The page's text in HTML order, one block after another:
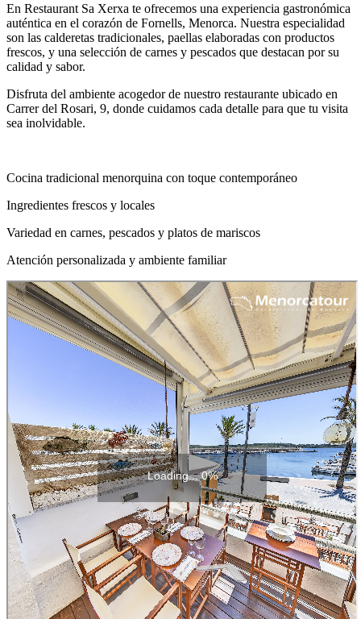
En Restaurant Sa Xerxa te ofrecemos una experiencia gastronómica
auténtica en el corazón de Fornells, Menorca. Nuestra especialidad
son las calderetas tradicionales, paellas elaboradas con productos
frescos, y una selección de carnes y pescados que destacan por su
calidad y sabor.
Disfruta del ambiente acogedor de nuestro restaurante ubicado en
Carrer del Rosari, 9, donde cuidamos cada detalle para que tu visita
sea inolvidable.
Cocina tradicional menorquina con toque contemporáneo
Ingredientes frescos y locales
Variedad en carnes, pescados y platos de mariscos
Atención personalizada y ambiente familiar